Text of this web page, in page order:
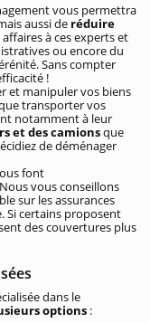
vous permettra
aussi de réduire
à ces experts et
ou encore du
Sans compter
!
et manipuler vos biens
transporter vos
notamment à leur
et des camionsque
de déménager
font
vous conseillons
sur les assurances
Si certains proposent
des couvertures plus
dans le
options :